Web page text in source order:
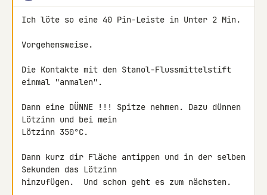
Ich löte so eine 40 Pin-Leiste in Unter 2 Min.
Vorgehensweise.
Die Kontakte mit den Stanol-Flussmittelstift
einmal "anmalen".
Dann eine DÜNNE !!! Spitze nehmen. Dazu dünnen
Lötzinn und bei mein
Lötzinn 350°C.
Dann kurz dir Fläche antippen und in der selben
Sekunden das Lötzinn
hinzufügen.  Und schon geht es zum nächsten.